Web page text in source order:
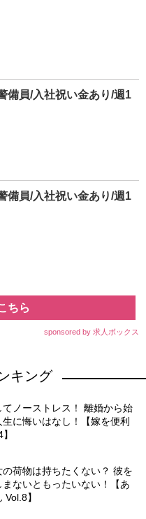
備員/入社祝い金あり/週1
備員/入社祝い金あり/週1
ちら
sponsored by 求人ボックス
キング
ノーストレス！ 離婚から始
に悔いはなし！【嫁を便利
荷物は持ちたくない？ 彼を
ないともったいない！【あ
】